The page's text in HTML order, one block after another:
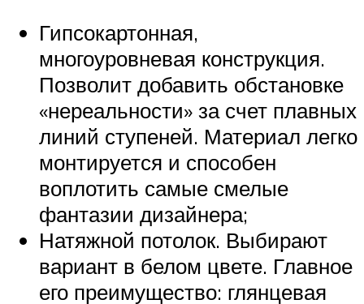
Гипсокартонная,
многоуровневая конструкция.
Позволит добавить обстановке
«нереальности» за счет плавных
линий ступеней. Материал легко
монтируется и способен
воплотить самые смелые
фантазии дизайнера;
Натяжной потолок. Выбирают
вариант в белом цвете. Главное
его преимущество: глянцевая